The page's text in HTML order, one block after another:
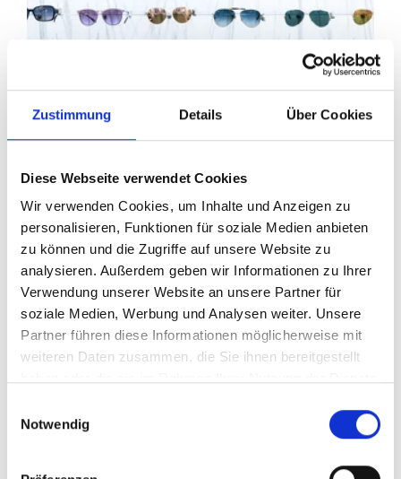
Zustimmung Details Über Cookies
Diese Webseite verwendet Cookies
Wir verwenden Cookies, um Inhalte und Anzeigen zu
personalisieren, Funktionen für soziale Medien anbieten
zu können und die Zugriffe auf unsere Website zu
analysieren. Außerdem geben wir Informationen zu Ihrer
Verwendung unserer Website an unsere Partner für
soziale Medien, Werbung und Analysen weiter. Unsere
Partner führen diese Informationen möglicherweise mit
weiteren Daten zusammen, die Sie ihnen bereitgestellt
Notwendig
Ihr Partner für optimales
Sehen in Verl
Als erster Ansprechpartner für das gute Sehen sind wir
ästhetisch perfekt auf Ihre individuellen Wünsche und
Bedürfnisse angepasste Sehhilfe kümmern. Wir sind
auch oft die Ersten, die eventuelle Auffälligkeiten am